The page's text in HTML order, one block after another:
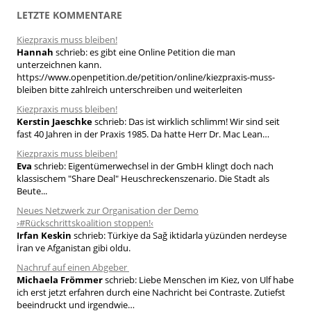
n
n
a
c
h
:
LETZTE KOMMENTARE
Kiezpraxis muss bleiben!
Hannah schrieb:es gibt eine Online Petition die man
unterzeichnen kann.
https://www.openpetition.de/petition/online/kiezpraxis-muss-
bleiben bitte zahlreich unterschreiben und weiterleiten
Kiezpraxis muss bleiben!
Kerstin Jaeschkeschrieb: Das ist wirklich schlimm! Wir sind seit
fast 40 Jahren in der Praxis 1985. Da hatte Herr Dr. Mac Lean…
Kiezpraxis muss bleiben!
Eva schrieb: Eigentümerwechsel in der GmbH klingt doch nach
klassischem "Share Deal" Heuschreckenszenario. Die Stadt als
Beute...
Neues Netzwerk zur Organisation der Demo
›#Rückschrittskoalition stoppen!‹
Irfan Keskin schrieb:Türkiye da Sağ iktidarla yüzünden nerdeyse
İran ve Afganistan gibi oldu.
Nachruf auf einen Abgeber
Michaela Frömmerschrieb: Liebe Menschen im Kiez, von Ulf habe
ich erst jetzt erfahren durch eine Nachricht bei Contraste. Zutiefst
beeindruckt und irgendwie…